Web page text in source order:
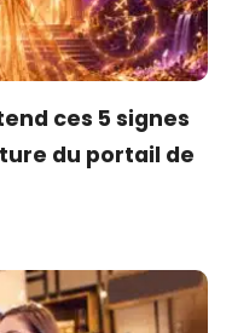
ces 5 signes
du portail de